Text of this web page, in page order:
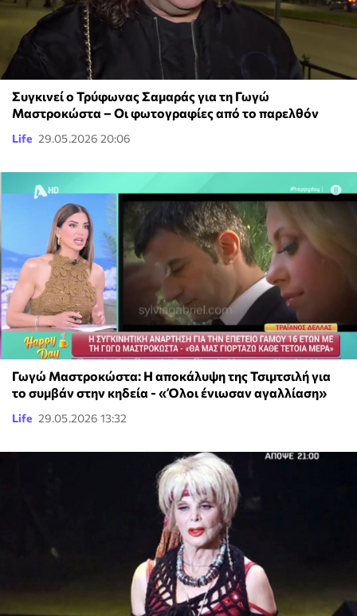
Συγκινεί ο Τρύφωνας Σαμαράς για τη Γωγώ
Μαστροκώστα – Οι φωτογραφίες από το παρελθόν
Life 29.05.2026 20:06
Γωγώ Μαστροκώστα: Η αποκάλυψη της Τσιμτσιλή για
το συμβάν στην κηδεία - «Όλοι ένιωσαν αγαλλίαση»
Life 29.05.2026 13:32